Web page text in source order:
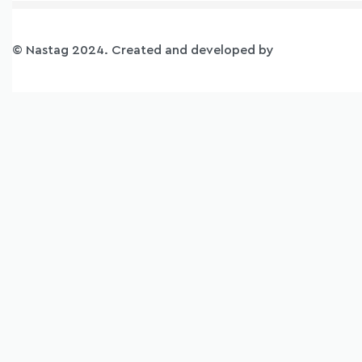
© Nastag 2024. Created and developed by